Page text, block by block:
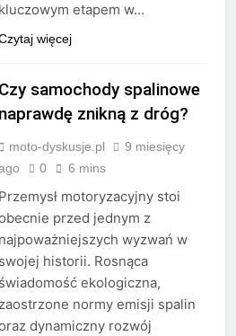
kluczowym etapem w…
więcej
Czy samochody spalinowe
naprawdę znikną z dróg?
moto-dyskusje.pl
9 miesięcy
0 6 mins
Przemysł motoryzacyjny stoi
przed jednym z
najpoważniejszych wyzwań w
swojej historii. Rosnąca
świadomość ekologiczna,
zaostrzone normy emisji spalin
dynamiczny rozwój